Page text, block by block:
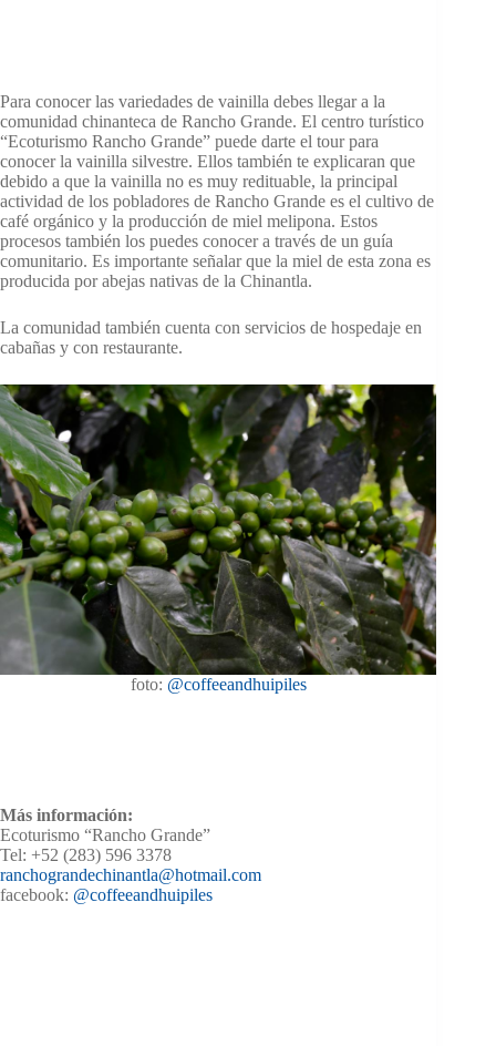
Para conocer las variedades de vainilla debes llegar a la
comunidad chinanteca de Rancho Grande. El centro turístico
“Ecoturismo Rancho Grande” puede darte el tour para
conocer la vainilla silvestre. Ellos también te explicaran que
debido a que la vainilla no es muy redituable, la principal
actividad de los pobladores de Rancho Grande es el cultivo de
café orgánico y la producción de miel melipona. Estos
procesos también los puedes conocer a través de un guía
comunitario. Es importante señalar que la miel de esta zona es
producida por abejas nativas de la Chinantla.
La comunidad también cuenta con servicios de hospedaje en
cabañas y con restaurante.
foto: @coffeeandhuipiles
Más información:
Ecoturismo “Rancho Grande”
Tel: +52 (283) 596 3378
ranchograndechinantla@hotmail.com
facebook: @coffeeandhuipiles